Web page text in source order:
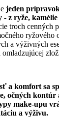
jeden
z ryže,
troch cenných
ryžového
a výživných
omladzujúcej
a komfort sa
očných kontúr
make-upu
a výživu.